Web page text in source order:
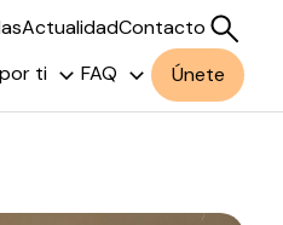
ActualidadContacto
ti FAQ Únete